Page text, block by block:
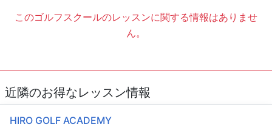
このゴルフスクールのレッスンに関する情報はありませ
ん。
近隣のお得なレッスン情報
HIRO GOLF ACADEMY